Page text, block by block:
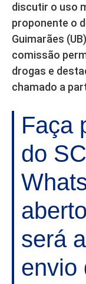
discutir o uso
proponente o
Guimarães
comissão
drogas e
chamado a
Faça
do
será
envio